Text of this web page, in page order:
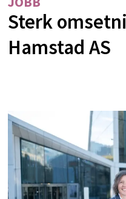
Sterk
Hamstad AS